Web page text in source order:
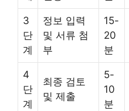
3
단
계
정보 입력
및 서류 첨
부
15-
20
분
4
단
계
최종 검토
및 제출
5-
10
분